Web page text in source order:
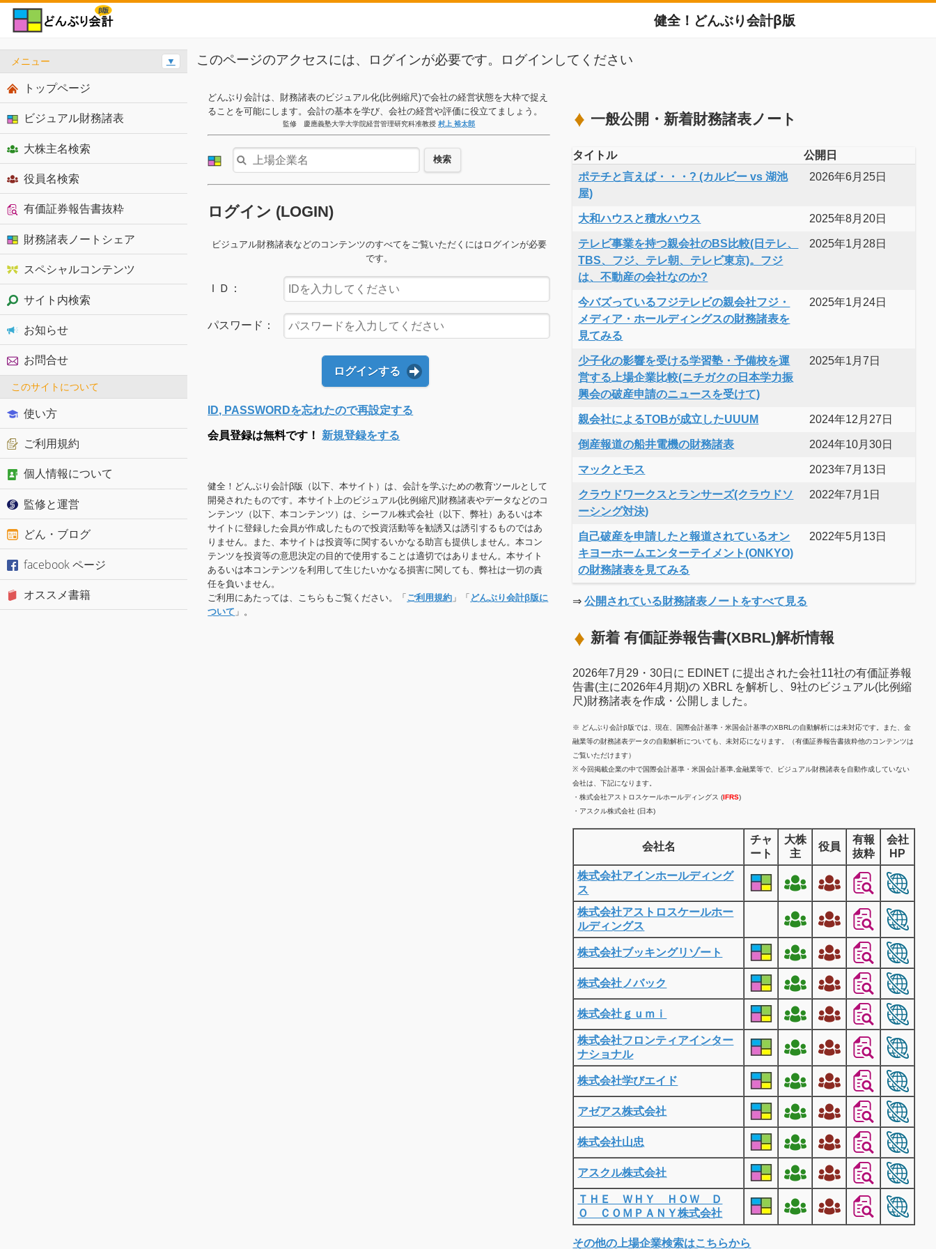
健全！どんぶり会計β版
このページのアクセスには、ログインが必要です。ログインしてください
どんぶり会計は、財務諸表のビジュアル化(比例縮尺)で会社の経営状態を大枠で捉え
ることを可能にします。会計の基本を学び、会社の経営や評価に役立てましょう。
監修 慶應義塾大学大学院経営管理研究科准教授村上 裕太郎
検索
ログイン (LOGIN)
ビジュアル財務諸表などのコンテンツのすべてをご覧いただくにはログインが必要
です。
ＩＤ：
パスワード：
ログインする
ID, PASSWORDを忘れたので再設定する
会員登録は無料です！ 新規登録をする
健全！どんぶり会計β版（以下、本サイト）は、会計を学ぶための教育ツールとして
開発されたものです。本サイト上のビジュアル(比例縮尺)財務諸表やデータなどのコ
ンテンツ（以下、本コンテンツ）は、シーフル株式会社（以下、弊社）あるいは本
サイトに登録した会員が作成したもので投資活動等を勧誘又は誘引するものではあ
りません。また、本サイトは投資等に関するいかなる助言も提供しません。本コン
テンツを投資等の意思決定の目的で使用することは適切ではありません。本サイト
あるいは本コンテンツを利用して生じたいかなる損害に関しても、弊社は一切の責
任を負いません。
ご利用にあたっては、こちらもご覧ください。「ご利用規約 」「 どんぶり会計β版に
ついて 」。
一般公開・新着財務諸表ノート
タイトル
公開日
ポテチと言えば・・・? (カルビー vs 湖池
屋)
2026年6月25日
大和ハウスと積水ハウス 2025年8月20日
テレビ事業を持つ親会社のBS比較(日テレ、
TBS、フジ、テレ朝、テレビ東京)。フジ
は、不動産の会社なのか?
2025年1月28日
今バズっているフジテレビの親会社フジ・
メディア・ホールディングスの財務諸表を
見てみる
2025年1月24日
少子化の影響を受ける学習塾・予備校を運
営する上場企業比較(ニチガクの日本学力振
興会の破産申請のニュースを受けて)
2025年1月7日
親会社によるTOBが成立したUUUM 2024年12月27日
倒産報道の船井電機の財務諸表 2024年10月30日
マックとモス 2023年7月13日
クラウドワークスとランサーズ(クラウドソ
ーシング対決)
2022年7月1日
自己破産を申請したと報道されているオン
キヨーホームエンターテイメント(ONKYO)
の財務諸表を見てみる
2022年5月13日
⇒公開されている財務諸表ノートをすべて見る
新着 有価証券報告書(XBRL)解析情報
2026年7月29・30日に EDINET に提出された会社11社の有価証券報
告書(主に2026年4月期)の XBRL を解析し、9社のビジュアル(比例縮
尺)財務諸表を作成・公開しました。
※ どんぶり会計β版では、現在、国際会計基準・米国会計基準のXBRLの自動解析には未対応です。また、金
融業等の財務諸表データの自動解析についても、未対応になります。（有価証券報告書抜粋他のコンテンツは
ご覧いただけます）
※ 今回掲載企業の中で国際会計基準・米国会計基準,金融業等で、ビジュアル財務諸表を自動作成していない
会社は、下記になります。
・株式会社アストロスケールホールディングス (IFRS)
・アスクル株式会社 (日本)
会社名
チャ
ート
大株
主
役員
有報
抜粋
会社
HP
株式会社アインホールディング
ス
株式会社アストロスケールホー
ルディングス
株式会社ブッキングリゾート
株式会社ノバック
株式会社ｇｕｍｉ
株式会社フロンティアインター
ナショナル
株式会社学びエイド
アゼアス株式会社
株式会社山忠
アスクル株式会社
ＴＨＥ ＷＨＹ ＨＯＷ Ｄ
Ｏ ＣＯＭＰＡＮＹ株式会社
その他の上場企業検索はこちらから
メニュー ▼
トップページ
ビジュアル財務諸表
大株主名検索
役員名検索
有価証券報告書抜粋
財務諸表ノートシェア
スペシャルコンテンツ
サイト内検索
お知らせ
お問合せ
このサイトについて
使い方
ご利用規約
個人情報について
監修と運営
どん・ブログ
facebook ページ
オススメ書籍